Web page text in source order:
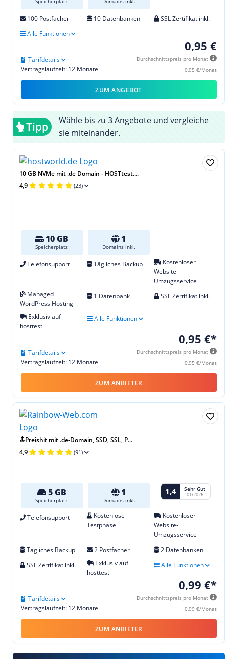
100 Postfächer 10 Datenbanken
SSL Zertifikat inkl.
Alle Funktionen
0,95 €
Durchschnittspreis pro Monat
0,95 €/Monat
Vertragslaufzeit: 12 Monate
Tarifdetails
ZUM ANGEBOT
Tipp
Wähle bis zu 3 Angebote und vergleiche
sie miteinander.
10 GB NVMe mit .de Domain - HOSTtest....
4,9 (23)
10 GB
Speicherplatz
1
Domains inkl.
Telefonsupport Tägliches Backup
Kostenloser
Website-
Umzugsservice
Managed
WordPress Hosting
1 Datenbank SSL Zertifikat inkl.
Exklusiv auf
hosttest
Alle Funktionen
0,95 €*
Durchschnittspreis pro Monat
0,95 €/Monat
Vertragslaufzeit: 12 Monate
Tarifdetails
ZUM ANBIETER
🔝Preishit mit .de-Domain, SSD, SSL, P...
4,9 (91)
5 GB
Speicherplatz
1
Domains inkl.
1,4 Sehr Gut
01/2026
Telefonsupport
Kostenlose
Testphase
Kostenloser
Website-
Umzugsservice
Tägliches Backup
2 Postfächer
2 Datenbanken
SSL Zertifikat inkl.
Exklusiv auf
hosttest
Alle Funktionen
0,99 €*
Durchschnittspreis pro Monat
0,99 €/Monat
Vertragslaufzeit: 12 Monate
Tarifdetails
ZUM ANBIETER